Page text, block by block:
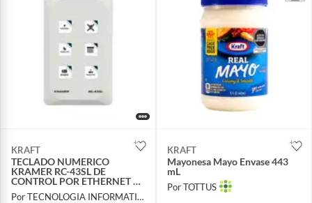
KRAFT
TECLADO NUMERICO
KRAMER RC-43SL DE
CONTROL POR ETHERNET 6
BOTONES 30-80342090
Por TECNOLOGIA INFORMATICA Y CONSULTORIA
KRAFT
Mayonesa Mayo Envase 443
mL
Por TOTTUS